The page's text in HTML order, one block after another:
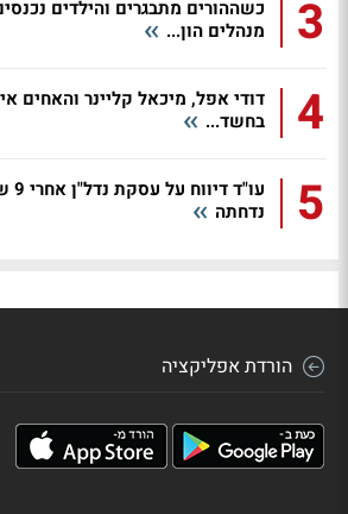
3
כשההורים מתבגרים והילדים
מנהלים הון...
4
דודי אפל, מיכאל קליינר והאחים
בחשד...
5
נדחתה
הורדת אפליקציה